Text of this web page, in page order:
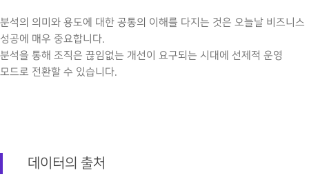
분석의 의미와 용도에 대한 공통의 이해를 다지는 것은 오늘날 비즈니스
성공에 매우 중요합니다.
분석을 통해 조직은 끊임없는 개선이 요구되는 시대에 선제적 운영
모드로 전환할 수 있습니다.
데이터의 출처